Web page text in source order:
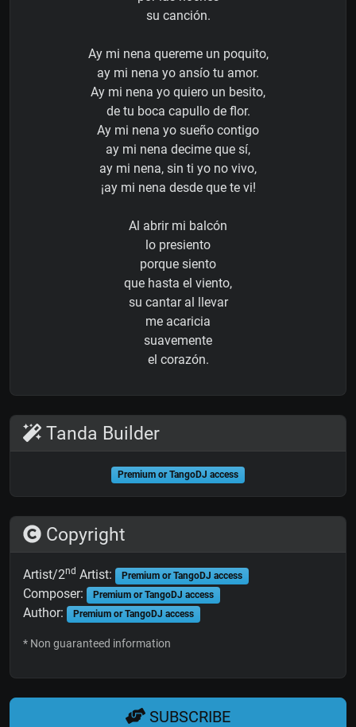
su canción.
Ay mi nena quereme un poquito,
ay mi nena yo ansío tu amor.
Ay mi nena yo quiero un besito,
de tu boca capullo de flor.
Ay mi nena yo sueño contigo
ay mi nena decime que sí,
ay mi nena, sin ti yo no vivo,
¡ay mi nena desde que te vi!
Al abrir mi balcón
lo presiento
porque siento
que hasta el viento,
su cantar al llevar
me acaricia
suavemente
el corazón.
Tanda Builder
Premium or TangoDJ access
Copyright
Artist/2nd Artist: Premium or TangoDJ access
Composer: Premium or TangoDJ access
Author: Premium or TangoDJ access
* Non guaranteed information
SUBSCRIBE